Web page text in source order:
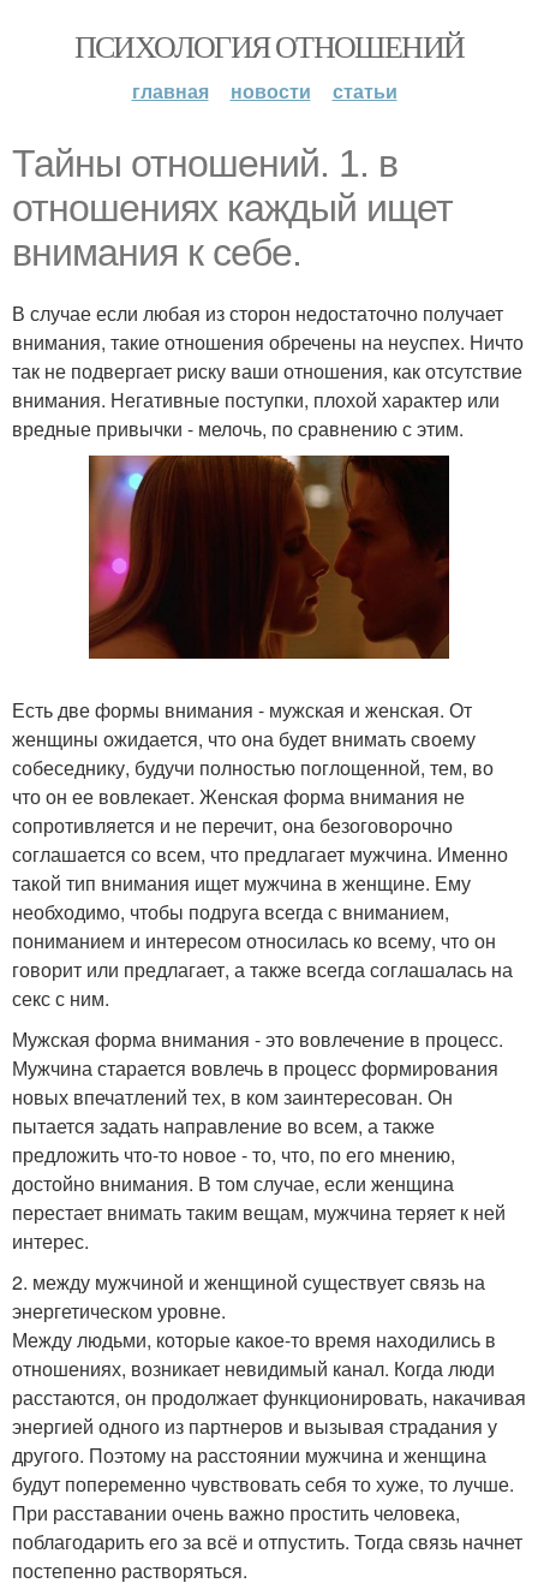
ПСИХОЛОГИЯ ОТНОШЕНИЙ
главная новости статьи
Тайны отношений. 1. в
отношениях каждый ищет
внимания к себе.
В случае если любая из сторон недостаточно получает
внимания, такие отношения обречены на неуспех. Ничто
так не подвергает риску ваши отношения, как отсутствие
внимания. Негативные поступки, плохой характер или
вредные привычки - мелочь, по сравнению с этим.
Есть две формы внимания - мужская и женская. От
женщины ожидается, что она будет внимать своему
собеседнику, будучи полностью поглощенной, тем, во
что он ее вовлекает. Женская форма внимания не
сопротивляется и не перечит, она безоговорочно
соглашается со всем, что предлагает мужчина. Именно
такой тип внимания ищет мужчина в женщине. Ему
необходимо, чтобы подруга всегда с вниманием,
пониманием и интересом относилась ко всему, что он
говорит или предлагает, а также всегда соглашалась на
секс с ним.
Мужская форма внимания - это вовлечение в процесс.
Мужчина старается вовлечь в процесс формирования
новых впечатлений тех, в ком заинтересован. Он
пытается задать направление во всем, а также
предложить что-то новое - то, что, по его мнению,
достойно внимания. В том случае, если женщина
перестает внимать таким вещам, мужчина теряет к ней
интерес.
2. между мужчиной и женщиной существует связь на
энергетическом уровне.
Между людьми, которые какое-то время находились в
отношениях, возникает невидимый канал. Когда люди
расстаются, он продолжает функционировать, накачивая
энергией одного из партнеров и вызывая страдания у
другого. Поэтому на расстоянии мужчина и женщина
будут попеременно чувствовать себя то хуже, то лучше.
При расставании очень важно простить человека,
поблагодарить его за всё и отпустить. Тогда связь начнет
постепенно растворяться.